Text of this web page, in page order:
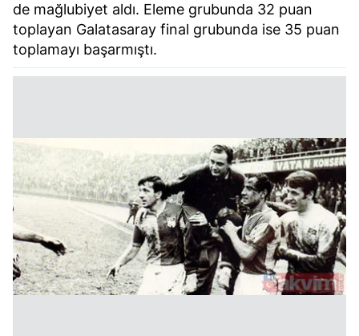
de mağlubiyet aldı. Eleme grubunda 32 puan
toplayan Galatasaray final grubunda ise 35 puan
toplamayı başarmıştı.